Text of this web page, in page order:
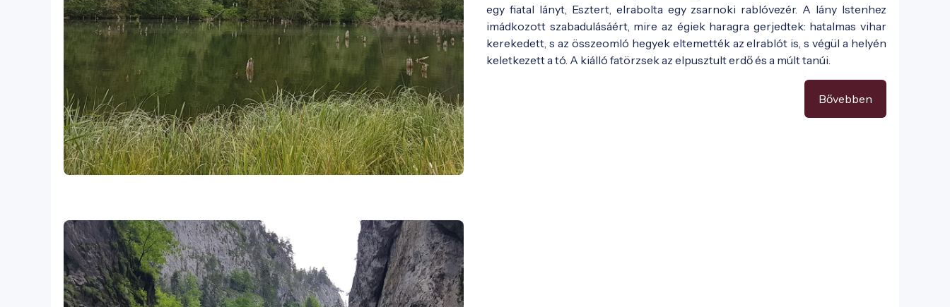
egy fiatal lányt, Esztert, elrabolta egy zsarnoki rablóvezér. A lány Istenhez
imádkozott szabadulásáért, mire az égiek haragra gerjedtek: hatalmas vihar
kerekedett, s az összeomló hegyek eltemették az elrablót is, s végül a helyén
keletkezett a tó. A kiálló fatörzsek az elpusztult erdő és a múlt tanúi.
Bővebben